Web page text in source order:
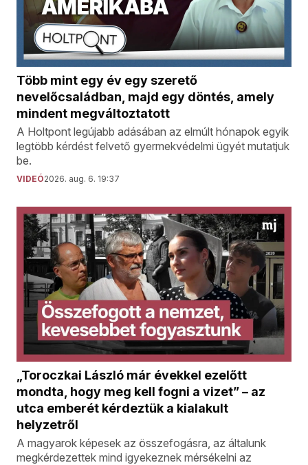
Több mint egy év egy szerető
nevelőcsaládban, majd egy döntés, amely
mindent megváltoztatott
A Holtpont legújabb adásában az elmúlt hónapok egyik
legtöbb kérdést felvető gyermekvédelmi ügyét mutatjuk
be.
VIDEÓ2026. aug. 6. 19:37
„Toroczkai László már évekkel ezelőtt
mondta, hogy meg kell fogni a vizet” – az
utca emberét kérdeztük a kialakult
helyzetről
A magyarok képesek az összefogásra, az általunk
megkérdezettek mind igyekeznek mérsékelni az